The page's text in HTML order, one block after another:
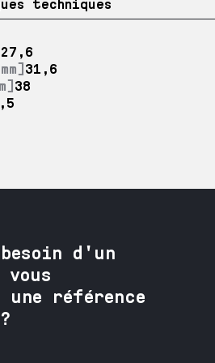
27,6
31,6
38
d'un
une référence